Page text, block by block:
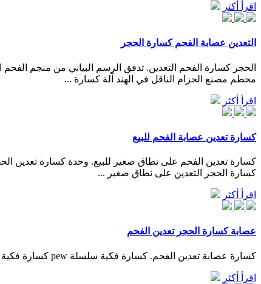
اقرأ أكثر
التعدين عصابة الفحم كسارة الحجر
محطم مصنع الحزام الناقل في الهند آلة كسارة ...
اقرأ أكثر
كسارة تعدين عصابة الفحم للبيع
كسارة تعدين الفحم على نطاق صغير للبيع. وحدة كسارة تعدين
كسارة الحجر التعدين على نطاق صغير ...
اقرأ أكثر
عصابة كسارة الحجر تعدين الفحم
كسارة عصابة تعدين الفحم. كسارة فكية سلسلة pew كسارة فكية سلسلة pew يضم نسبة كبيرة سحق، عملية موثوقة، وسهولة الصيانة وانخفاض تكلفة التشغيل. هذا هو نتاج الجيل الجديد تعرف أكثر
اقرأ أكثر